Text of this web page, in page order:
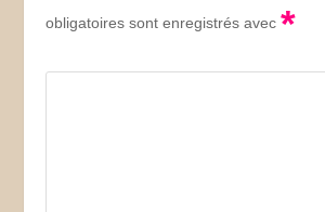
obligatoires sont enregistrés avec*